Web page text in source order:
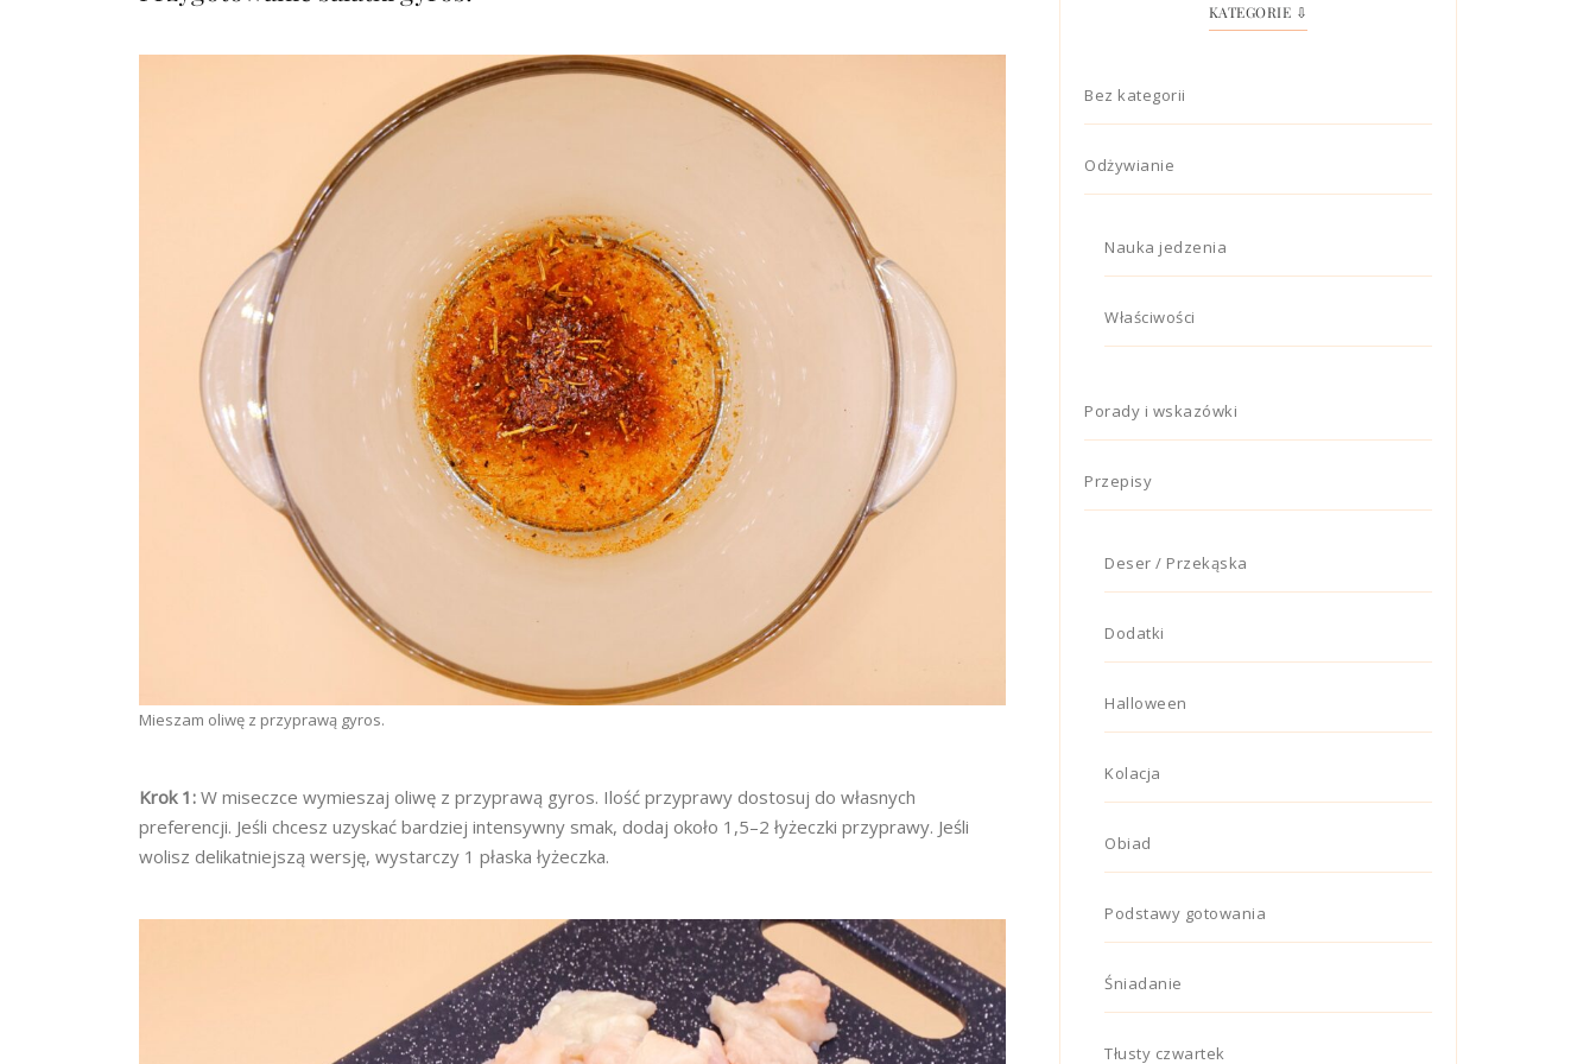
Mieszam oliwę z przyprawą gyros.
Krok 1: W miseczce wymieszaj oliwę z przyprawą gyros. Ilość przyprawy dostosuj do własnych
preferencji. Jeśli chcesz uzyskać bardziej intensywny smak, dodaj około 1,5–2 łyżeczki przyprawy. Jeśli
wolisz delikatniejszą wersję, wystarczy 1 płaska łyżeczka.
KATEGORIE ⇩
Bez kategorii
Odżywianie
Nauka jedzenia
Właściwości
Porady i wskazówki
Przepisy
Deser / Przekąska
Dodatki
Halloween
Kolacja
Obiad
Podstawy gotowania
Śniadanie
Tłusty czwartek